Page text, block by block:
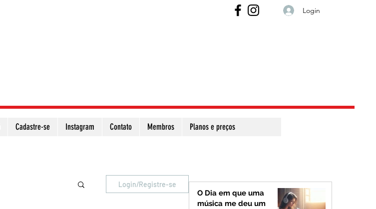
Login
Cadastre-se Instagram Contato Membros Planos e preços
Login/Registre-se
O Dia em que uma
música me deu um